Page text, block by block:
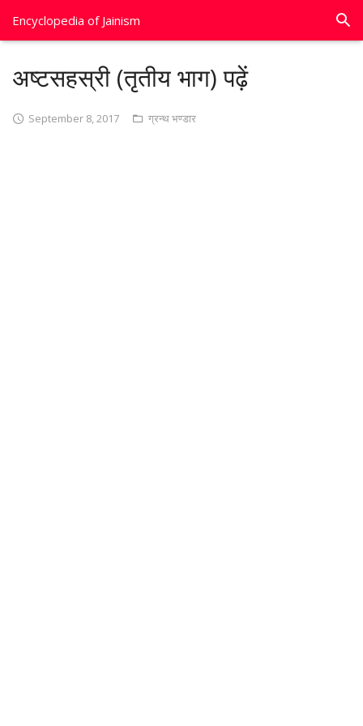
Encyclopedia of Jainism
अष्टसहस्री (तृतीय भाग) पढ़ें
September 8, 2017 ग्रन्थ भण्डार